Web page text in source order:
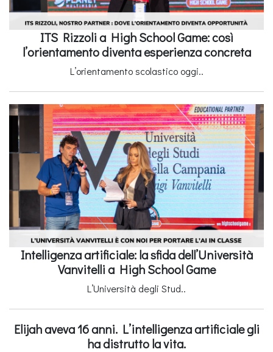
ITS Rizzoli a High School Game: così
l’orientamento diventa esperienza concreta
L’orientamento scolastico oggi..
Intelligenza artificiale: la sfida dell’Università
Vanvitelli a High School Game
L’Università degli Stud..
Elijah aveva 16 anni. L’intelligenza artificiale gli
ha distrutto la vita.